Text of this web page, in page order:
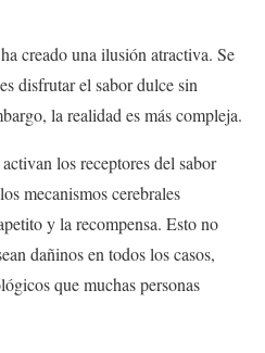
creado una ilusión atractiva. Se
disfrutar el sabor dulce sin
la realidad es más compleja.
los receptores del sabor
mecanismos cerebrales
y la recompensa. Esto no
dañinos en todos los casos,
que muchas personas